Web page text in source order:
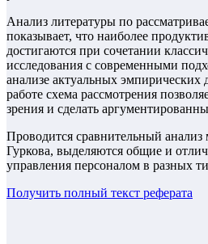
Анализ литературы по
показывает, что наиболее
достигаются при сочетании
исследования с современными
анализе актуальных
работе схема рассмотрения
зрения и сделать
Проводится сравнительный
Гуркова, выделяются общие и
управления персоналом в разных
Получить полный текст реферата